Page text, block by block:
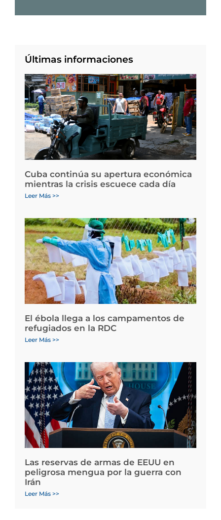
Últimas informaciones
Cuba continúa su apertura económica
mientras la crisis escuece cada día
Leer Más >>
El ébola llega a los campamentos de
refugiados en la RDC
Leer Más >>
Las reservas de armas de EEUU en
peligrosa mengua por la guerra con
Irán
Leer Más >>